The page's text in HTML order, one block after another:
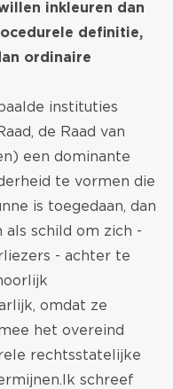
inkleuren dan
definitie,
ordinaire
instituties
de Raad van
een dominante
te vormen die
is toegedaan, dan
schild om zich -
- achter te
omdat ze
het overeind
rechtsstatelijke
schreef